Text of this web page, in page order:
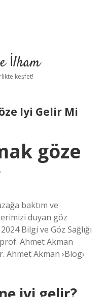
İlham
keşfet!
Iyi Gelir Mi
göze
baktım ve
duyan göz
Bilgi ve Göz Sağlığı
Ahmet Akman
Ahmet Akman ›Blog›